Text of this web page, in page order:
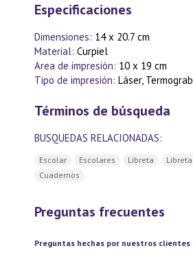
Especificaciones
Dimensiones: 14 x 20.7 cm
Material: Curpiel
Area de impresión: 10 x 19 cm
Tipo de impresión: Láser,
Términos de búsqueda
BUSQUEDAS RELACIONADAS:
Escolar Escolares Libreta
Cuadernos
Preguntas frecuentes
Preguntas hechas por nuestros clientes